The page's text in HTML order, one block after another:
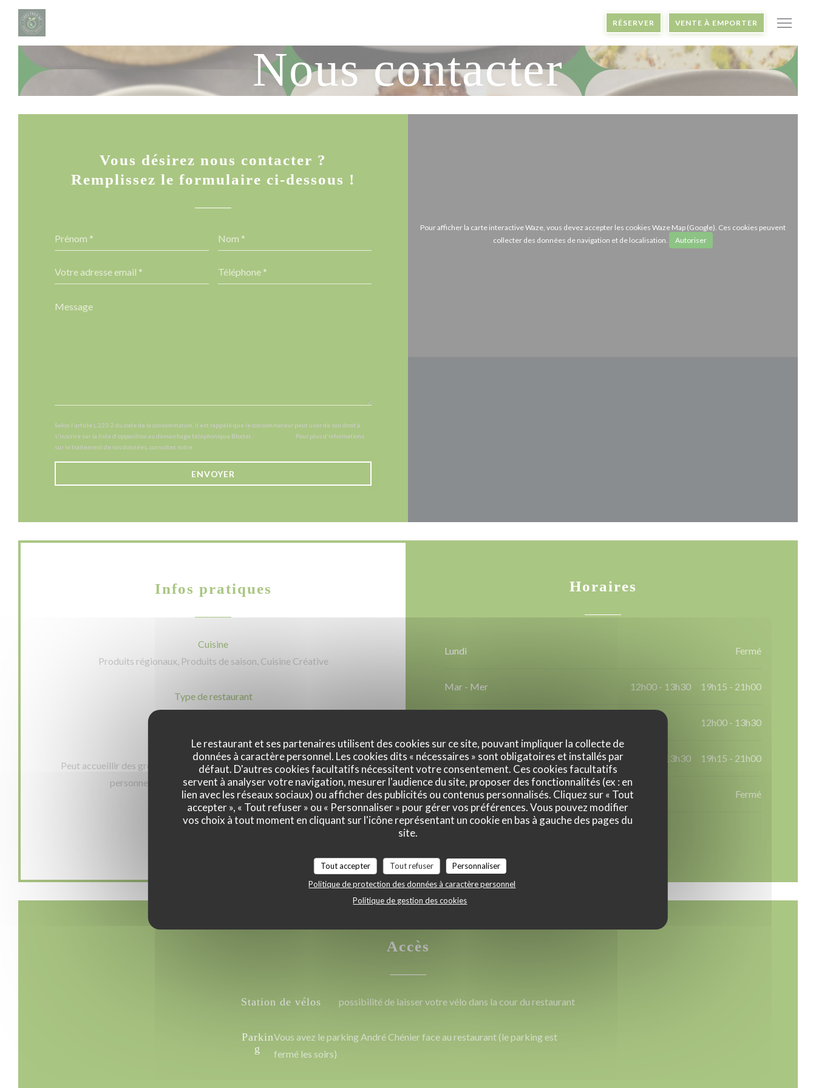
Personnalisation de vos choix en matière de cookies
Le restaurant et ses partenaires utilisent des cookies sur ce site, pouvant impliquer la collecte de
données à caractère personnel. Les cookies dits « nécessaires » sont obligatoires et installés par
défaut. D'autres cookies facultatifs nécessitent votre consentement. Ces cookies facultatifs
servent à analyser votre navigation, mesurer l'audience du site, proposer des fonctionnalités (ex : en
lien avec les réseaux sociaux) ou afficher des publicités ou contenus personnalisés. Cliquez sur « Tout
accepter », « Tout refuser » ou « Personnaliser » pour gérer vos préférences. Vous pouvez modifier
vos choix à tout moment en cliquant sur l'icône représentant un cookie en bas à gauche des pages du
site.
Tout accepter Tout refuser
Personnaliser
Politique de protection des données à caractère personnel
Politique de gestion des cookies
RÉSERVER VENTE À EMPORTER
Nous contacter
Vous désirez nous contacter ?
Remplissez le formulaire ci-dessous !
Selon l'article L.223-2 du code de la consommation, il est rappelé que le consommateur peut user de son droit à
s'inscrire sur la liste d'opposition au démarchage téléphonique Bloctel :
. Pour plus d'informations
sur le traitement de vos données, consultez notre
Pour afficher la carte interactive Waze, vous devez accepter les cookies Waze Map (Google). Ces cookies peuvent
collecter des données de navigation et de localisation.
Autoriser
Infos pratiques
Cuisine
Produits régionaux, Produits de saison, Cuisine Créative
Type de restaurant
Restaurant Bistronomique
Services
Peut accueillir des groupes, Devis personnalisé gratuit, Traiteur, Accès aux
personnes à mobilité réduite, Terrasse, Accès Wifi
Moyens de paiement
Horaires
Lundi Fermé
Mar - Mer 12h00 - 13h30 19h15 - 21h00
12h00 - 13h30
Ven-Sam 12h00 - 13h30 19h15 - 21h00
Dimanche Fermé
Accès
Station de vélos possibilité de laisser votre vélo dans la cour du restaurant
Parkin
g
Vous avez le parking André Chénier face au restaurant (le parking est
fermé les soirs)